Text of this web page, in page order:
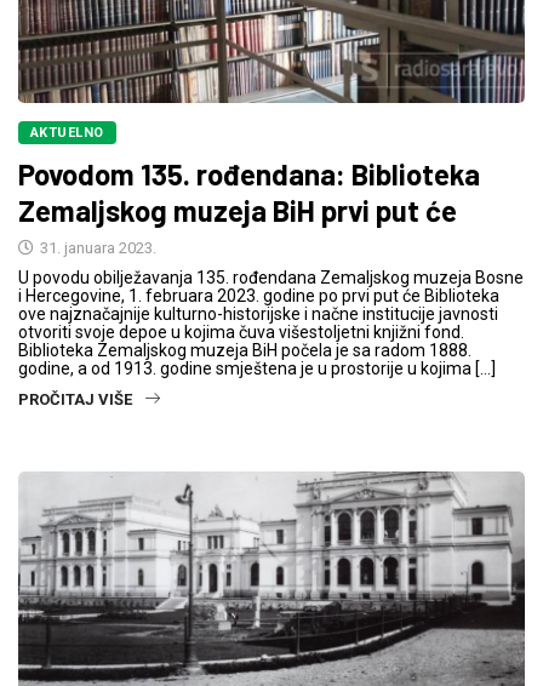
AKTUELNO
Povodom 135. rođendana: Biblioteka
Zemaljskog muzeja BiH prvi put će
31. januara 2023.
U povodu obilježavanja 135. rođendana Zemaljskog muzeja Bosne
i Hercegovine, 1. februara 2023. godine po prvi put će Biblioteka
ove najznačajnije kulturno-historijske i načne institucije javnosti
otvoriti svoje depoe u kojima čuva višestoljetni knjižni fond.
Biblioteka Zemaljskog muzeja BiH počela je sa radom 1888.
godine, a od 1913. godine smještena je u prostorije u kojima […]
PROČITAJ VIŠE